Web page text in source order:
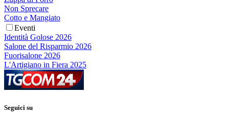
Non Sprecare
Cotto e Mangiato
Eventi
Identità Golose 2026
Salone del Risparmio 2026
Fuorisalone 2026
L'Artigiano in Fiera 2025
Seguici su